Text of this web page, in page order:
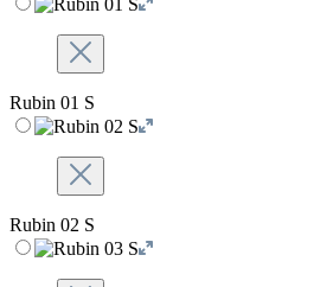
Rubin 01 S
Rubin 02 S